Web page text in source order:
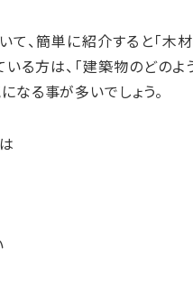
、簡単に紹介すると「木
る方は、「建築物のどの
なる事が多いでしょう。